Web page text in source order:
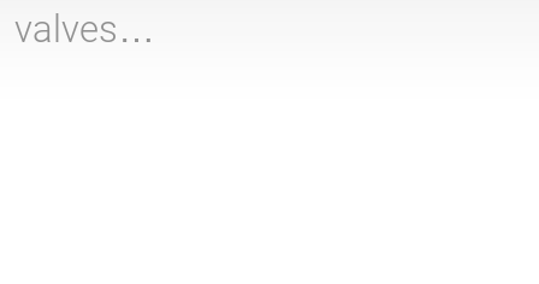
valves…